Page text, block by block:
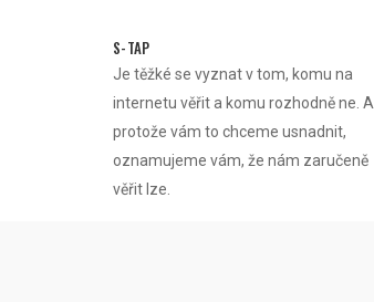
S-TAP
Je těžké se vyznat v tom, komu na
internetu věřit a komu rozhodně ne. A
protože vám to chceme usnadnit,
oznamujeme vám, že nám zaručeně
věřit lze.